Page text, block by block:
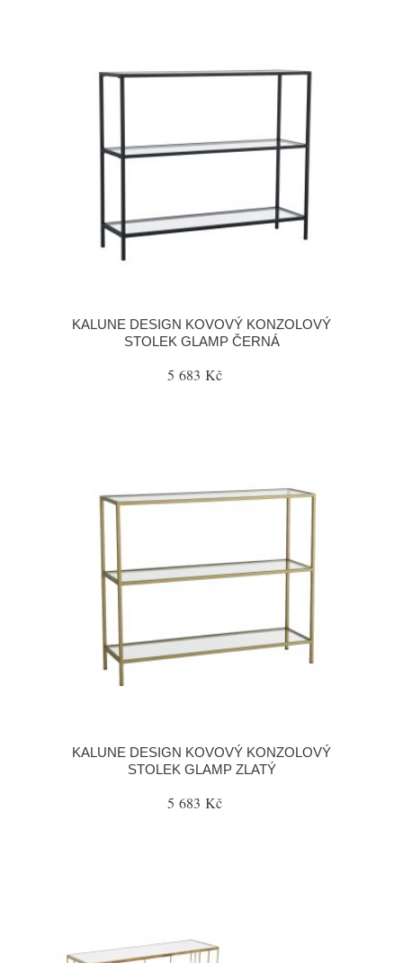
KALUNE DESIGN KOVOVÝ KONZOLOVÝ
STOLEK GLAMP ČERNÁ
5 683 Kč
KALUNE DESIGN KOVOVÝ KONZOLOVÝ
STOLEK GLAMP ZLATÝ
5 683 Kč